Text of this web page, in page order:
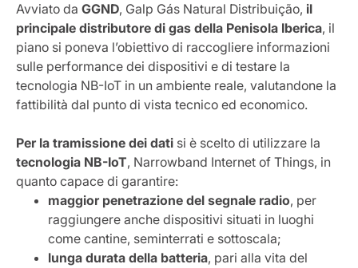
Avviato da GGND, Galp Gás Natural Distribuição, il
principale distributore di gas della Penisola Iberica, il
piano si poneva l’obiettivo di raccogliere informazioni
sulle performance dei dispositivi e di testare la
tecnologia NB-IoT in un ambiente reale, valutandone la
fattibilità dal punto di vista tecnico ed economico.
Per la tramissione dei dati si è scelto di utilizzare la
tecnologia NB-IoT, Narrowband Internet of Things, in
quanto capace di garantire:
maggior penetrazione del segnale radio, per
raggiungere anche dispositivi situati in luoghi
come cantine, seminterrati e sottoscala;
lunga durata della batteria, pari alla vita del